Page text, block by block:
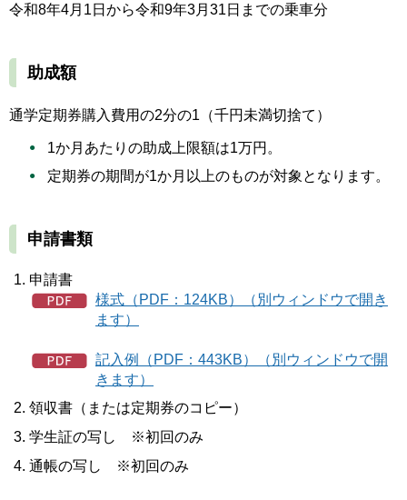
令和8年4月1日から令和9年3月31日までの乗車分
助成額
通学定期券購入費用の2分の1（千円未満切捨て）
1か月あたりの助成上限額は1万円。
定期券の期間が1か月以上のものが対象となります。
申請書類
申請書
様式（PDF：124KB）（別ウィンドウで開き
ます）
記入例（PDF：443KB）（別ウィンドウで開
きます）
領収書（または定期券のコピー）
学生証の写し ※初回のみ
通帳の写し ※初回のみ